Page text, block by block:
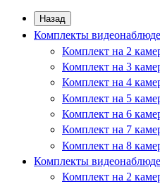
Назад
Комплекты
Комплект на 2
Комплект на 3
Комплект на 4
Комплект на 5
Комплект на 6
Комплект на 7
Комплект на 8
Комплекты
Комплект на 2